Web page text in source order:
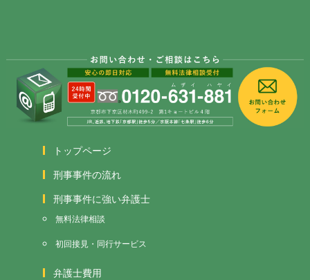
トップページ
刑事事件の流れ
刑事事件に強い弁護士
無料法律相談
初回接見・同行サービス
弁護士費用